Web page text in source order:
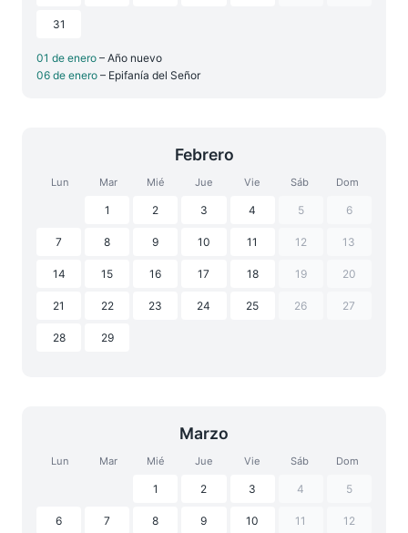
31
01 de enero – Año nuevo
06 de enero – Epifanía del Señor
Febrero
Lun Mar Mié Jue Vie Sáb Dom
1 2 3 4 5 6
7 8 9 10 11 12 13
14 15 16 17 18 19 20
21 22 23 24 25 26 27
28 29
Marzo
Lun Mar Mié Jue Vie Sáb Dom
1 2 3 4 5
6 7 8 9 10 11 12